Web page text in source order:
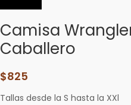
Camisa
Caballero
$825
Tallas desde la S hasta la XXl